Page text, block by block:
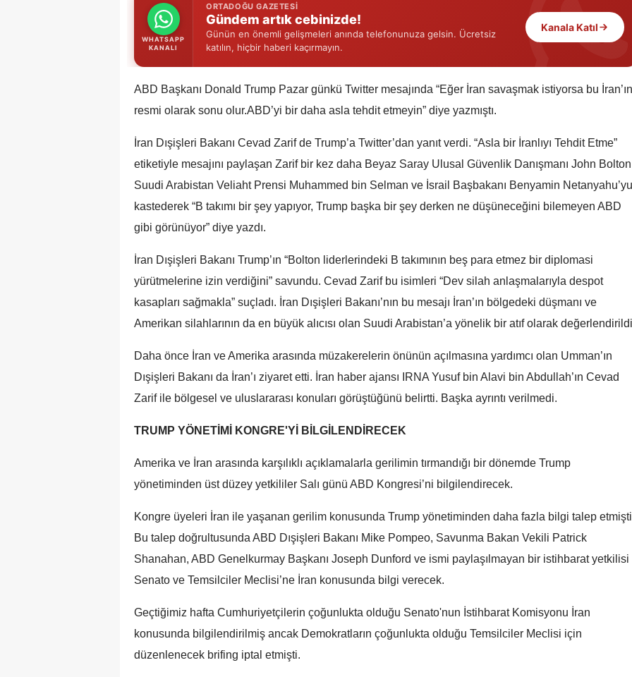
Giresun
Hakkari
Hatay
Isparta
Mersin
İstanbul
Kars
Kayseri
Kırklareli
Kırşehir
Konya
Kütahya
Malatya
Manisa
Kahramanmaraş
Mardin
Muğla
Muş
WHATSAPP
KANALI
ORTADOĞU GAZETESI
Gündem artık cebinizde!
Günün en önemli gelişmeleri anında telefonunuza gelsin. Ücretsiz
katılın, hiçbir haberi kaçırmayın.
Kanala Katıl
ABD Başkanı Donald Trump Pazar günkü Twitter mesajında “Eğer İran savaşmak istiyorsa bu İran’ın
resmi olarak sonu olur.ABD’yi bir daha asla tehdit etmeyin” diye yazmıştı.
İran Dışişleri Bakanı Cevad Zarif de Trump’a Twitter’dan yanıt verdi. “Asla bir İranlıyı Tehdit Etme”
etiketiyle mesajını paylaşan Zarif bir kez daha Beyaz Saray Ulusal Güvenlik Danışmanı John
Suudi Arabistan Veliaht Prensi Muhammed bin Selman ve İsrail Başbakanı Benyamin Netanyahu’yu
kastederek “B takımı bir şey yapıyor, Trump başka bir şey derken ne düşüneceğini bilemeyen ABD
gibi görünüyor” diye yazdı.
İran Dışişleri Bakanı Trump’ın “Bolton liderlerindeki B takımının beş para etmez bir diplomasi
yürütmelerine izin verdiğini” savundu. Cevad Zarif bu isimleri “Dev silah anlaşmalarıyla despot
kasapları sağmakla” suçladı. İran Dışişleri Bakanı’nın bu mesajı İran’ın bölgedeki düşmanı ve
Amerikan silahlarının da en büyük alıcısı olan Suudi Arabistan’a yönelik bir atıf olarak
Daha önce İran ve Amerika arasında müzakerelerin önünün açılmasına yardımcı olan Umman’ın
Dışişleri Bakanı da İran’ı ziyaret etti. İran haber ajansı IRNA Yusuf bin Alavi bin Abdullah’ın Cevad
Zarif ile bölgesel ve uluslararası konuları görüştüğünü belirtti. Başka ayrıntı verilmedi.
TRUMP YÖNETİMİ KONGRE'Yİ BİLGİLENDİRECEK
Amerika ve İran arasında karşılıklı açıklamalarla gerilimin tırmandığı bir dönemde Trump
yönetiminden üst düzey yetkililer Salı günü ABD Kongresi’ni bilgilendirecek.
Kongre üyeleri İran ile yaşanan gerilim konusunda Trump yönetiminden daha fazla bilgi talep
Bu talep doğrultusunda ABD Dışişleri Bakanı Mike Pompeo, Savunma Bakan Vekili Patrick
Shanahan, ABD Genelkurmay Başkanı Joseph Dunford ve ismi paylaşılmayan bir istihbarat yetkilisi
Senato ve Temsilciler Meclisi’ne İran konusunda bilgi verecek.
Geçtiğimiz hafta Cumhuriyetçilerin çoğunlukta olduğu Senato'nun İstihbarat Komisyonu İran
konusunda bilgilendirilmiş ancak Demokratların çoğunlukta olduğu Temsilciler Meclisi için
düzenlenecek brifing iptal etmişti.
Niğde’de otomobilde
silahlı saldırı: Bir kadın
Niğde’de otomobilde